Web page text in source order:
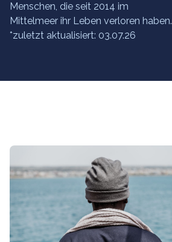
Menschen, die seit 2014 im
Mittelmeer ihr Leben verloren haben.
*zuletzt aktualisiert: 03.07.26